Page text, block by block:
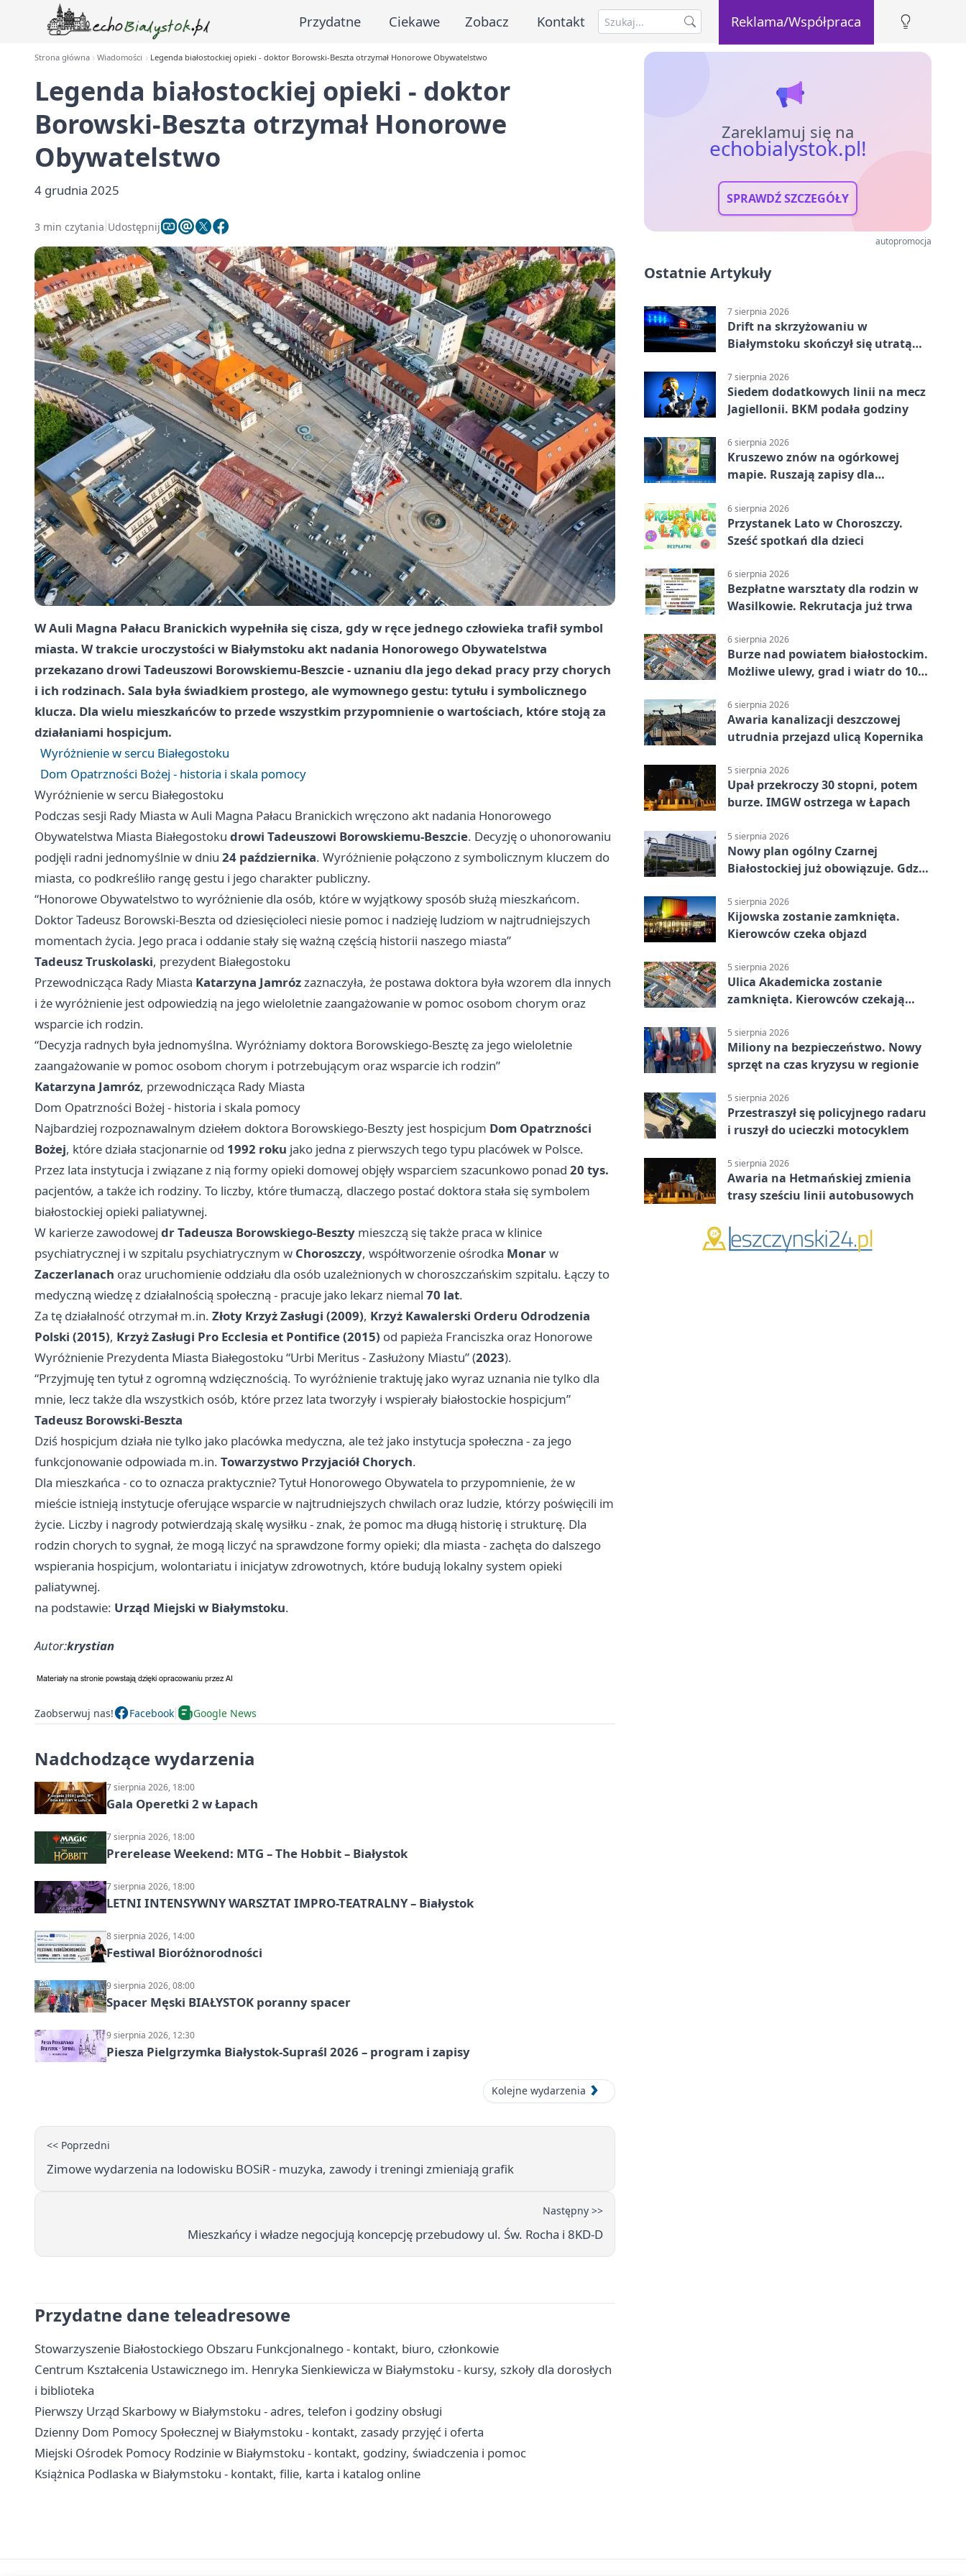
Przydatne Ciekawe Zobacz Kontakt Reklama/Współpraca
Strona główna Wiadomości Legenda białostockiej opieki - doktor Borowski-Beszta otrzymał Honorowe Obywatelstwo
Legenda białostockiej opieki - doktor
Borowski-Beszta otrzymał Honorowe
Obywatelstwo
4 grudnia 2025
3 min czytania Udostępnij
W Auli Magna Pałacu Branickich wypełniła się cisza, gdy w ręce jednego człowieka trafił symbol
miasta. W trakcie uroczystości w Białymstoku akt nadania Honorowego Obywatelstwa
przekazanodrowi Tadeuszowi Borowskiemu-Beszcie- uznaniu dla jego dekad pracy przy chorych
i ich rodzinach. Sala była świadkiem prostego, ale wymownego gestu: tytułu i symbolicznego
klucza. Dla wielu mieszkańców to przede wszystkim przypomnienie o wartościach, które stoją za
działaniami hospicjum.
Wyróżnienie w sercu Białegostoku
Dom Opatrzności Bożej - historia i skala pomocy
Wyróżnienie w sercu Białegostoku
Podczas sesji Rady Miasta w Auli Magna Pałacu Branickich wręczono akt nadania Honorowego
Obywatelstwa Miasta Białegostoku drowi Tadeuszowi Borowskiemu-Beszcie. Decyzję o uhonorowaniu
podjęli radni jednomyślnie w dniu 24 października. Wyróżnienie połączono z symbolicznym kluczem do
miasta, co podkreśliło rangę gestu i jego charakter publiczny.
“Honorowe Obywatelstwo to wyróżnienie dla osób, które w wyjątkowy sposób służą mieszkańcom.
Doktor Tadeusz Borowski-Beszta od dziesięcioleci niesie pomoc i nadzieję ludziom w najtrudniejszych
momentach życia. Jego praca i oddanie stały się ważną częścią historii naszego miasta”
Tadeusz Truskolaski, prezydent Białegostoku
Przewodnicząca Rady Miasta Katarzyna Jamrózzaznaczyła, że postawa doktora była wzorem dla innych
i że wyróżnienie jest odpowiedzią na jego wieloletnie zaangażowanie w pomoc osobom chorym oraz
wsparcie ich rodzin.
“Decyzja radnych była jednomyślna. Wyróżniamy doktora Borowskiego-Besztę za jego wieloletnie
zaangażowanie w pomoc osobom chorym i potrzebującym oraz wsparcie ich rodzin”
Katarzyna Jamróz, przewodnicząca Rady Miasta
Dom Opatrzności Bożej - historia i skala pomocy
Najbardziej rozpoznawalnym dziełem doktora Borowskiego-Beszty jest hospicjum Dom Opatrzności
Bożej, które działa stacjonarnie od 1992 roku jako jedna z pierwszych tego typu placówek w Polsce.
Przez lata instytucja i związane z nią formy opieki domowej objęły wsparciem szacunkowo ponad 20 tys.
pacjentów, a także ich rodziny. To liczby, które tłumaczą, dlaczego postać doktora stała się symbolem
białostockiej opieki paliatywnej.
W karierze zawodowej dr Tadeusza Borowskiego-Beszty mieszczą się także praca w klinice
psychiatrycznej i w szpitalu psychiatrycznym w Choroszczy, współtworzenie ośrodka Monarw
Zaczerlanach oraz uruchomienie oddziału dla osób uzależnionych w choroszczańskim szpitalu. Łączy to
medyczną wiedzę z działalnością społeczną - pracuje jako lekarz niemal 70 lat.
Za tę działalność otrzymał m.in. Złoty Krzyż Zasługi (2009), Krzyż Kawalerski Orderu Odrodzenia
Polski (2015), Krzyż Zasługi Pro Ecclesia et Pontifice (2015) od papieża Franciszka oraz Honorowe
Wyróżnienie Prezydenta Miasta Białegostoku “Urbi Meritus - Zasłużony Miastu” (2023).
“Przyjmuję ten tytuł z ogromną wdzięcznością. To wyróżnienie traktuję jako wyraz uznania nie tylko dla
mnie, lecz także dla wszystkich osób, które przez lata tworzyły i wspierały białostockie hospicjum”
Tadeusz Borowski-Beszta
Dziś hospicjum działa nie tylko jako placówka medyczna, ale też jako instytucja społeczna - za jego
funkcjonowanie odpowiada m.in. Towarzystwo Przyjaciół Chorych.
Dla mieszkańca - co to oznacza praktycznie? Tytuł Honorowego Obywatela to przypomnienie, że w
mieście istnieją instytucje oferujące wsparcie w najtrudniejszych chwilach oraz ludzie, którzy poświęcili im
życie. Liczby i nagrody potwierdzają skalę wysiłku - znak, że pomoc ma długą historię i strukturę. Dla
rodzin chorych to sygnał, że mogą liczyć na sprawdzone formy opieki; dla miasta - zachęta do dalszego
wspierania hospicjum, wolontariatu i inicjatyw zdrowotnych, które budują lokalny system opieki
paliatywnej.
na podstawie: Urząd Miejski w Białymstoku.
Autor:krystian
Zaobserwuj nas! Facebook Google News
Nadchodzące wydarzenia
7 sierpnia 2026, 18:00
Gala Operetki 2 w Łapach
7 sierpnia 2026, 18:00
Prerelease Weekend: MTG – The Hobbit – Białystok
7 sierpnia 2026, 18:00
LETNI INTENSYWNY WARSZTAT IMPRO-TEATRALNY – Białystok
8 sierpnia 2026, 14:00
Festiwal Bioróżnorodności
9 sierpnia 2026, 08:00
Spacer Męski BIAŁYSTOK poranny spacer
9 sierpnia 2026, 12:30
Piesza Pielgrzymka Białystok-Supraśl 2026 – program i zapisy
Kolejne wydarzenia
<< Poprzedni
Zimowe wydarzenia na lodowisku BOSiR - muzyka, zawody i treningi zmieniają grafik
Następny >>
Mieszkańcy i władze negocjują koncepcję przebudowy ul. Św. Rocha i 8KD-D
Przydatne dane teleadresowe
Stowarzyszenie Białostockiego Obszaru Funkcjonalnego - kontakt, biuro, członkowie
Centrum Kształcenia Ustawicznego im. Henryka Sienkiewicza w Białymstoku - kursy, szkoły dla dorosłych
i biblioteka
Pierwszy Urząd Skarbowy w Białymstoku - adres, telefon i godziny obsługi
Dzienny Dom Pomocy Społecznej w Białymstoku - kontakt, zasady przyjęć i oferta
Miejski Ośrodek Pomocy Rodzinie w Białymstoku - kontakt, godziny, świadczenia i pomoc
Książnica Podlaska w Białymstoku - kontakt, filie, karta i katalog online
Zareklamuj się na
echobialystok.pl!
SPRAWDŹ SZCZEGÓŁY
autopromocja
Ostatnie Artykuły
7 sierpnia 2026
Drift na skrzyżowaniu w
Białymstoku skończył się utratą
7 sierpnia 2026
Siedem dodatkowych linii na mecz
Jagiellonii. BKM podała godziny
6 sierpnia 2026
Kruszewo znów na ogórkowej
mapie. Ruszają zapisy dla
6 sierpnia 2026
Przystanek Lato w Choroszczy.
Sześć spotkań dla dzieci
6 sierpnia 2026
Bezpłatne warsztaty dla rodzin w
Wasilkowie. Rekrutacja już trwa
6 sierpnia 2026
Burze nad powiatem białostockim.
Możliwe ulewy, grad i wiatr do 100
6 sierpnia 2026
Awaria kanalizacji deszczowej
utrudnia przejazd ulicą Kopernika
5 sierpnia 2026
Upał przekroczy 30 stopni, potem
burze. IMGW ostrzega w Łapach
5 sierpnia 2026
Nowy plan ogólny Czarnej
Białostockiej już obowiązuje. Gdzie
5 sierpnia 2026
Kijowska zostanie zamknięta.
Kierowców czeka objazd
5 sierpnia 2026
Ulica Akademicka zostanie
zamknięta. Kierowców czekają
5 sierpnia 2026
Miliony na bezpieczeństwo. Nowy
sprzęt na czas kryzysu w regionie
5 sierpnia 2026
Przestraszył się policyjnego radaru
i ruszył do ucieczki motocyklem
5 sierpnia 2026
Awaria na Hetmańskiej zmienia
trasy sześciu linii autobusowych